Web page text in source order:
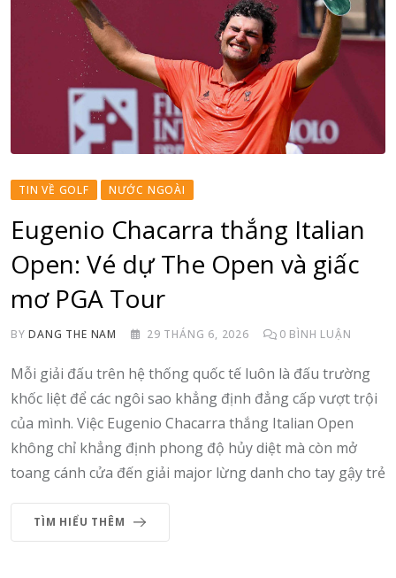
TIN VỀ GOLF NƯỚC NGOÀI
Eugenio Chacarra thắng Italian
Open: Vé dự The Open và giấc
mơ PGA Tour
BYDANG THE NAM 29 THÁNG 6, 2026 0 BÌNH LUẬN
Mỗi giải đấu trên hệ thống quốc tế luôn là đấu trường
khốc liệt để các ngôi sao khẳng định đẳng cấp vượt trội
của mình. Việc Eugenio Chacarra thắng Italian Open
không chỉ khẳng định phong độ hủy diệt mà còn mở
toang cánh cửa đến giải major lừng danh cho tay gậy trẻ
TÌM HIỂU THÊM